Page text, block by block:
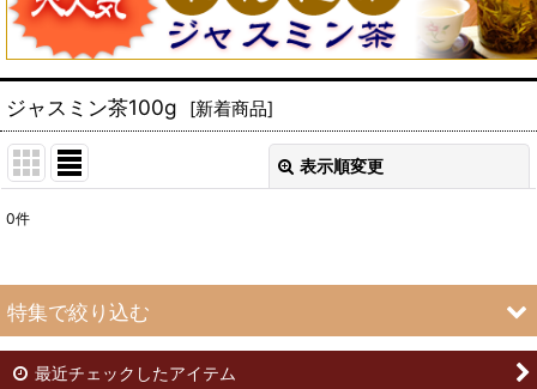
ジャスミン茶100g [新着商品]
表示順変更
並び順:
0件
特集で絞り込む
緑茶50g
最近チェックしたアイテム